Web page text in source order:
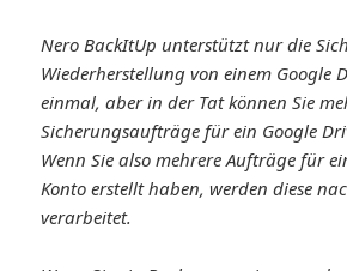
Nero BackItUp unterstützt nur die
Wiederherstellung von einem Google
einmal, aber in der Tat können Sie
Sicherungsaufträge für ein Google
Wenn Sie also mehrere Aufträge für
Konto erstellt haben, werden diese
verarbeitet.